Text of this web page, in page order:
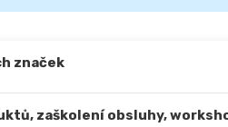
značek
zaškolení obsluhy,